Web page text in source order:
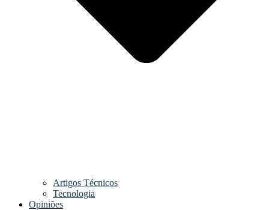
Artigos Técnicos
Tecnologia
Opiniões